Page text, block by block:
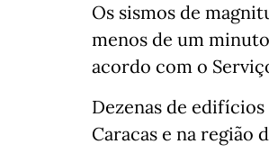
Os sismos de
menos de um
acordo com o
Dezenas de
Caracas e na região